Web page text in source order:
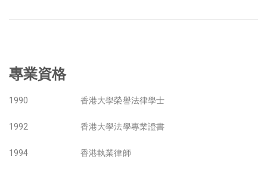
專業資格
1990 香港大學榮譽法律學士
1992 香港大學法學專業證書
1994 香港執業律師